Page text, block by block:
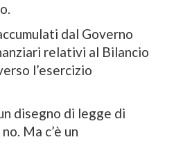
dal Governo
relativi al Bilancio
l’esercizio
disegno di legge di
Ma c’è un